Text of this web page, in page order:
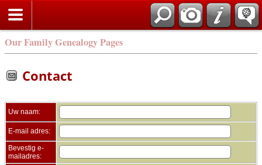
Our Family Genealogy Pages
Contact
Uw naam:
E-mail adres:
Bevestig e-
mailadres: